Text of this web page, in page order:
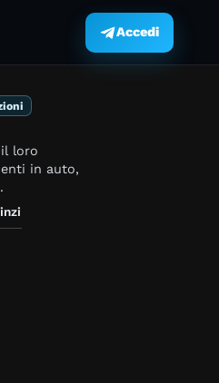
Accedi
loro
in auto,